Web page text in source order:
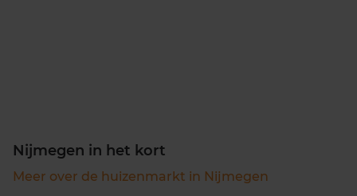
Nijmegen in het kort
Meer over de huizenmarkt in Nijmegen